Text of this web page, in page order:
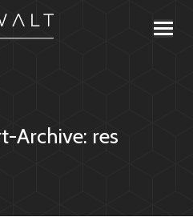
Archive: res